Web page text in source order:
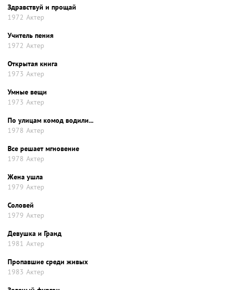
Здравствуй и прощай
1972 Актер
Учитель пения
1972 Актер
Открытая книга
1973 Актер
Умные вещи
1973 Актер
По улицам комод водили...
1978 Актер
Все решает мгновение
1978 Актер
Жена ушла
1979 Актер
Соловей
1979 Актер
Девушка и Гранд
1981 Актер
Пропавшие среди живых
1983 Актер